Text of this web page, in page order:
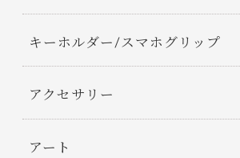
キーホルダー/スマホグリップ
アクセサリー
アート